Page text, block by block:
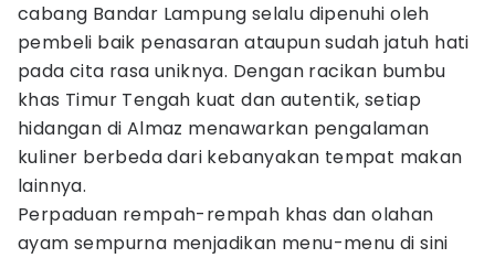
cabang Bandar Lampung selalu dipenuhi oleh
pembeli baik penasaran ataupun sudah jatuh hati
pada cita rasa uniknya. Dengan racikan bumbu
khas Timur Tengah kuat dan autentik, setiap
hidangan di Almaz menawarkan pengalaman
kuliner berbeda dari kebanyakan tempat makan
lainnya.
Perpaduan rempah-rempah khas dan olahan
ayam sempurna menjadikan menu-menu di sini